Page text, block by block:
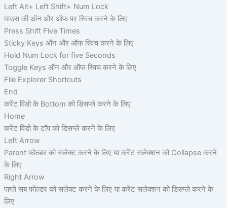
Left Alt+ Left Shift+ Num Lock
माउस की ऑन और ऑफ पर स्विच करने के लिए
Press Shift Five Times
Sticky Keys ऑन और ऑफ स्विच करने के लिए
Hold Num Lock for five Seconds
Toggle Keys ऑन और ऑफ स्विच करने के लिए
File Explorer Shortcuts
End
करेंट विंडो के Bottom को डिसप्ले करने के लिए
Home
करेंट विंडो के टॉप को डिसप्ले करने के लिए
Left Arrow
Parent फोल्डर को सलेक्ट करने के लिए या करेंट सलेक्शन को Collapse करने
के लिए
Right Arrow
पहले सब फोल्डर को सलेक्ट करने के लिए या करेंट सलेक्शन को डिसप्ले करने के
लिए